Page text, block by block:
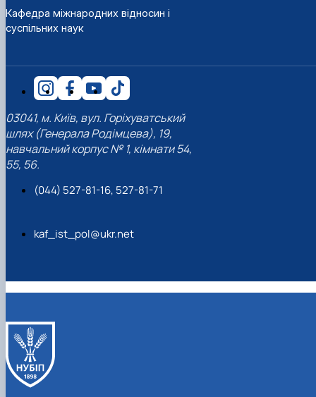
Кафедра міжнародних відносин і
суспільних наук
03041, м. Київ, вул. Горіхуватський
шлях (Генерала Родімцева), 19,
навчальний корпус № 1, кімнати 54,
55, 56.
(044) 527-81-16, 527-81-71
kaf_ist_pol@ukr.net